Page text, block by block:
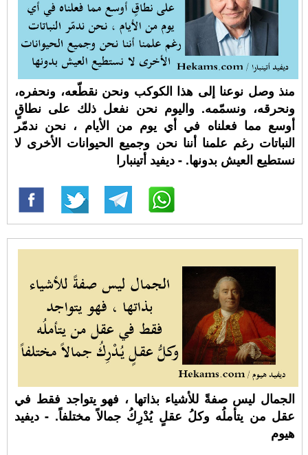
منذ وصل نوعنا إلى هذا الكوكب ونحن نقطّعه، ونحفره،
ونحرقه، ونسمّمه. واليوم نحن نفعل ذلك على نطاقٍ
أوسع مما فعلناه في أي يوم من الأيام ، نحن ندمّر
النباتات رغم علمنا أننا نحن وجميع الحيوانات الأخرى لا
نستطيع العيش بدونها. - ديفيد أتينبارا
الجمال ليس صفةً للأشياء بذاتها ، فهو يتواجد فقط في
عقل من يتأملُه وكلُ عقلٍ يُدْرِكُ جمالاً مختلفاً. - ديفيد
هيوم